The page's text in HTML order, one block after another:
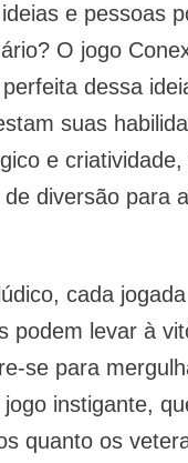
e pessoas
O jogo
dessa
suas
e criatividade,
diversão para
cada
podem levar à
se para
instigante,
quanto os